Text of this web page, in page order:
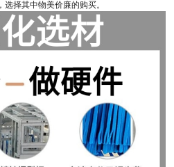
择其中物美价廉的购买。